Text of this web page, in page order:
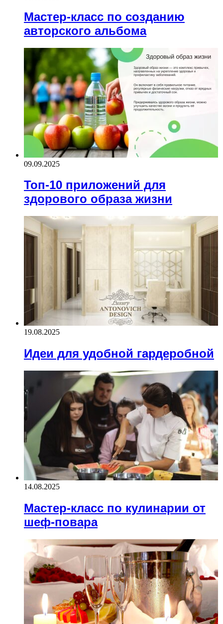
Мастер-класс по созданию
авторского альбома
09.09.2025
Топ-10 приложений для
здорового образа жизни
19.08.2025
Идеи для удобной гардеробной
14.08.2025
Мастер-класс по кулинарии от
шеф-повара